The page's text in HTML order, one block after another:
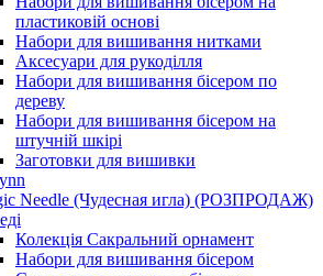
пластиковій основі
Набори для вишивання нитками
Аксесуари для рукоділля
Набори для вишивання бісером по
дереву
Набори для вишивання бісером на
штучній шкірі
Заготовки для вишивки
Needle (Чудесная игла) (РОЗПРОДАЖ)
Колекція Сакральний орнамент
Набори для вишивання бісером